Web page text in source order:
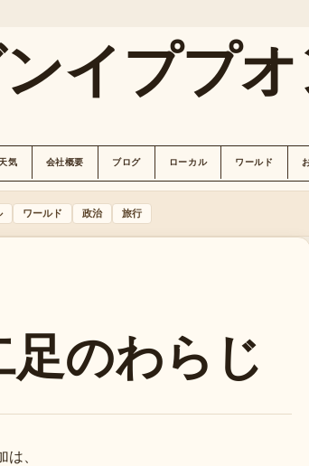
イププ
気 会社概要 ブログ ローカル ワールド
ワールド 政治 旅行
のわらじ
、